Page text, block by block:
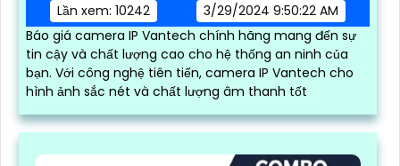
Lần xem: 10242
3/29/2024 9:50:22 AM
Báo giá camera IP Vantech chính hãng mang đến sự
tin cậy và chất lượng cao cho hệ thống an ninh của
bạn. Với công nghệ tiên tiến, camera IP Vantech cho
hình ảnh sắc nét và chất lượng âm thanh tốt